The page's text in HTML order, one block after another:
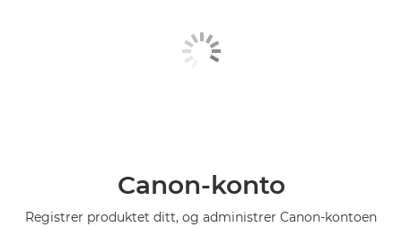
Canon-konto
Registrer produktet ditt, og administrer Canon-kontoen